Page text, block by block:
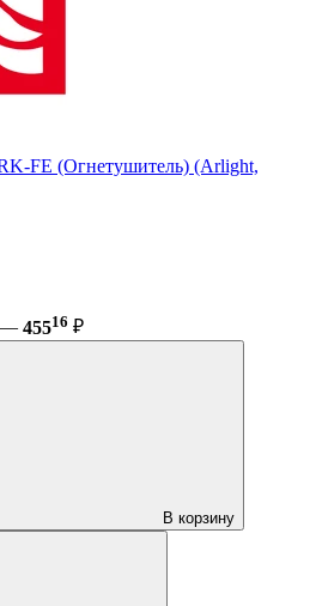
FE (Огнетушитель) (Arlight,
— 45516 ₽
В корзину